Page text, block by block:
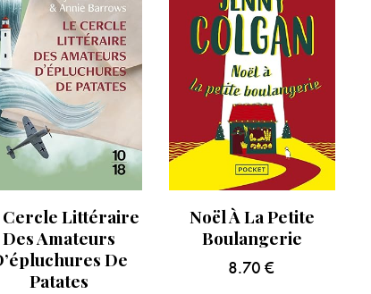
Cercle Littéraire
Des Amateurs
De
Patates
Noël À La Petite
Boulangerie
8.70€